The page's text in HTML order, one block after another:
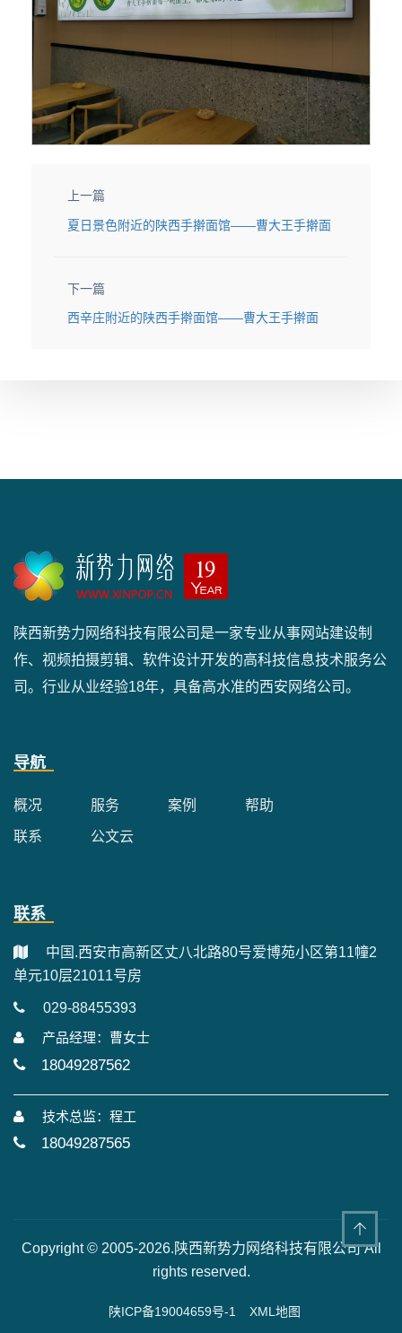
上一篇
夏日景色附近的陕西手擀面馆——曹大王手擀面
下一篇
西辛庄附近的陕西手擀面馆——曹大王手擀面
陕西新势力网络科技有限公司是一家专业从事网站建设制
作、视频拍摄剪辑、软件设计开发的高科技信息技术服务公
司。行业从业经验18年，具备高水准的西安网络公司。
导航
概况 服务 案例 帮助
联系 公文云
联系
中国.西安市高新区丈八北路80号爱博苑小区第11幢2
单元10层21011号房
029-88455393
产品经理：曹女士
18049287562
技术总监：程工
18049287565
Copyright © 2005-2026.陕西新势力网络科技有限公司 All
rights reserved.
陕ICP备19004659号-1 XML地图